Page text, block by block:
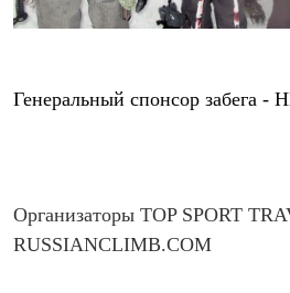
Генеральный спонсор забега -
Организаторы TOP SPORT
RUSSIANCLIMB.COM